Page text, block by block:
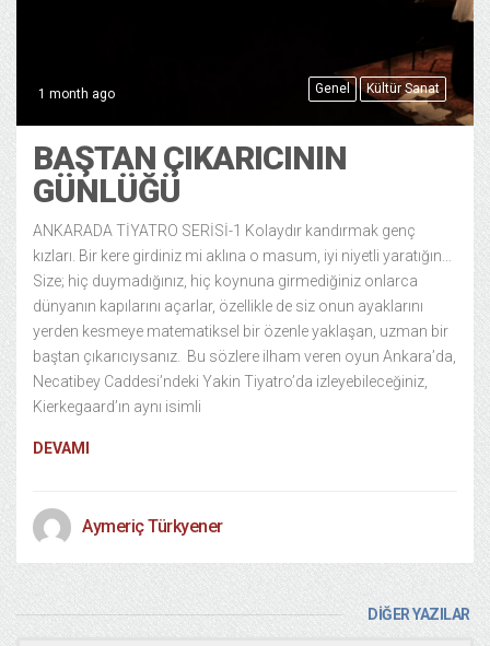
Genel Kültür Sanat
1 month ago
BAŞTAN ÇIKARICININ
GÜNLÜĞÜ
ANKARADA TİYATRO SERİSİ-1 Kolaydır kandırmak genç
kızları. Bir kere girdiniz mi aklına o masum, iyi niyetli yaratığın…
Size; hiç duymadığınız, hiç koynuna girmediğiniz onlarca
dünyanın kapılarını açarlar, özellikle de siz onun ayaklarını
yerden kesmeye matematiksel bir özenle yaklaşan, uzman bir
baştan çıkarıcıysanız. Bu sözlere ilham veren oyun Ankara’da,
Necatibey Caddesi’ndeki Yakin Tiyatro’da izleyebileceğiniz,
Kierkegaard’ın aynı isimli
DEVAMI
Aymeriç Türkyener
DİĞER YAZILAR